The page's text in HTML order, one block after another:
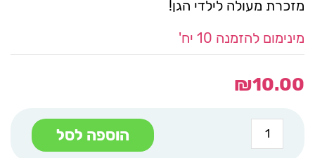
מזכרת מעולה לילדי הגן!
מינימום להזמנה 10 יח'
₪10.00
כמות
של
סביבון
הוספה לסל